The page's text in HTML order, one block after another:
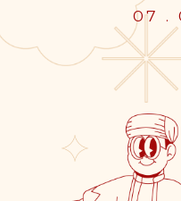
07 .